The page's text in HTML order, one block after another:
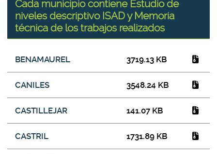
Cada municipio contiene Estudio de
niveles descriptivo ISAD y Memoria
técnica de los trabajos realizados
ISAD y Memoria técnica de los trabajos realizados
Título del fichero Tipo
BENAMAUREL 3719.13 KB
CANILES 3548.24 KB
CASTILLEJAR 141.07 KB
CASTRIL 1731.89 KB